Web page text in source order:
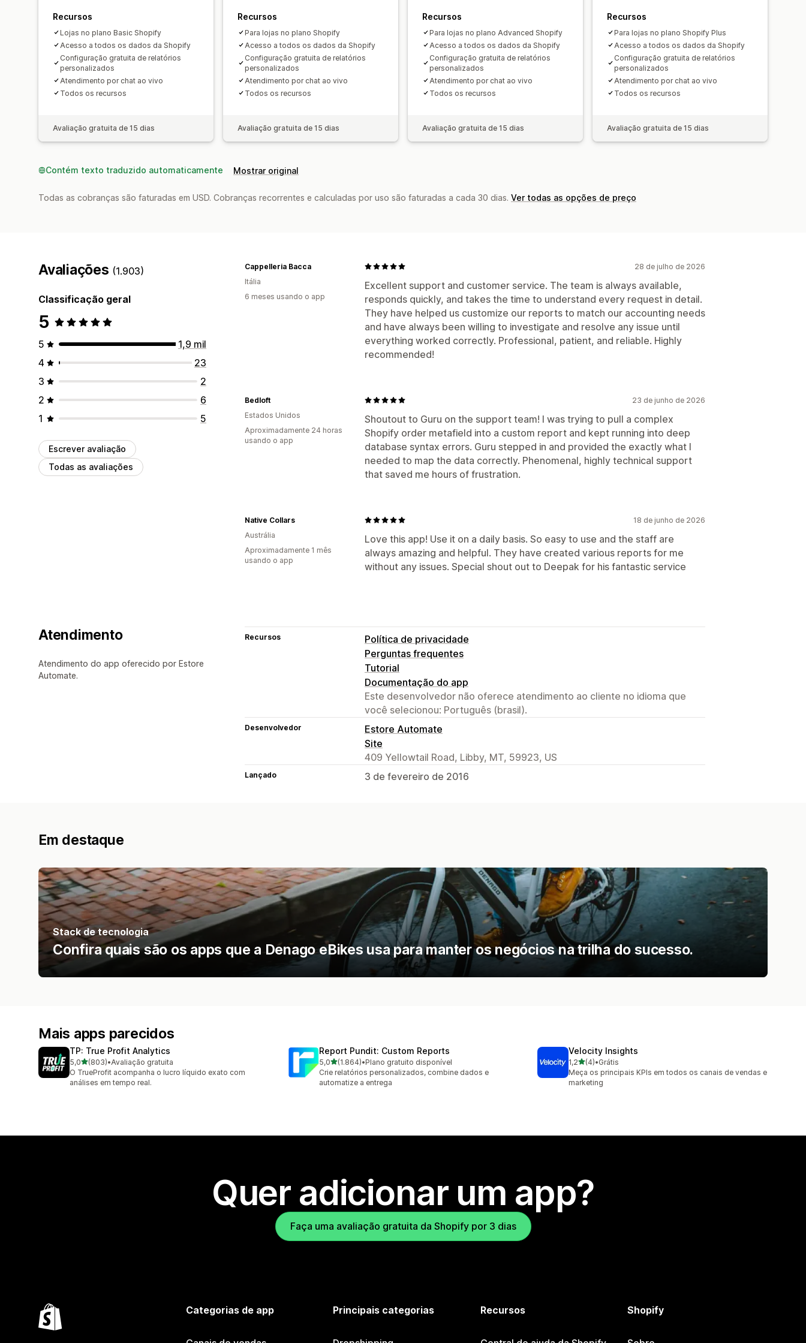
Conformidade com o GDPR
Resumo de vendas diárias
Transações
Clientes Estoque e produtos
Mapeamento de tributos sobre vendas Conciliação bancária
Resolução de erros Histórico de dados importados
Recursos
Lojas no plano Basic Shopify
Acesso a todos os dados da Shopify
Configuração gratuita de relatórios
personalizados
Atendimento por chat ao vivo
Todos os recursos
Avaliação gratuita de 15 dias
Recursos
Para lojas no plano Shopify
Acesso a todos os dados da Shopify
Configuração gratuita de relatórios
personalizados
Atendimento por chat ao vivo
Todos os recursos
Avaliação gratuita de 15 dias
Recursos
Para lojas no plano Advanced Shopify
Acesso a todos os dados da Shopify
Configuração gratuita de relatórios
personalizados
Atendimento por chat ao vivo
Todos os recursos
Avaliação gratuita de 15 dias
Recursos
Para lojas no plano Shopify Plus
Acesso a todos os dados da Shopify
Configuração gratuita de relatórios
personalizados
Atendimento por chat ao vivo
Todos os recursos
Avaliação gratuita de 15 dias
Contém texto traduzido automaticamente Mostrar original
Todas as cobranças são faturadas em USD. Cobranças recorrentes e calculadas por uso são faturadas a cada 30 dias. Ver todas as opções de preço
Avaliações (1.903)
Classificação geral
5
5
1,9 mil
4
23
3
2
2
6
1
5
Escrever avaliação
Todas as avaliações
28 de julho de 2026
Excellent support and customer service. The team is always available,
responds quickly, and takes the time to understand every request in detail.
They have helped us customize our reports to match our accounting needs
and have always been willing to investigate and resolve any issue until
everything worked correctly. Professional, patient, and reliable. Highly
recommended!
Cappelleria Bacca
Itália
6 meses usando o app
23 de junho de 2026
Shoutout to Guru on the support team! I was trying to pull a complex
Shopify order metafield into a custom report and kept running into deep
database syntax errors. Guru stepped in and provided the exactly what I
needed to map the data correctly. Phenomenal, highly technical support
that saved me hours of frustration.
Bedloft
Estados Unidos
Aproximadamente 24 horas
usando o app
18 de junho de 2026
Love this app! Use it on a daily basis. So easy to use and the staff are
always amazing and helpful. They have created various reports for me
without any issues. Special shout out to Deepak for his fantastic service
Native Collars
Austrália
Aproximadamente 1 mês
usando o app
Atendimento
Atendimento do app oferecido por Estore
Automate.
Recursos
Política de privacidade
Perguntas frequentes
Tutorial
Documentação do app
Este desenvolvedor não oferece atendimento ao cliente no idioma que
você selecionou: Português (brasil).
Desenvolvedor
Estore Automate
Site
409 Yellowtail Road, Libby, MT, 59923, US
Lançado 3 de fevereiro de 2016
Em destaque
Stack de tecnologia
Confira quais são os apps que a Denago eBikes usa para manter os negócios na trilha do sucesso.
Mais apps parecidos
TP: True Profit Analytics
5,0de 5 estrelas
(803)
803 avaliações ao todo
•Avaliação gratuita
O TrueProfit acompanha o lucro líquido exato com
análises em tempo real.
Report Pundit: Custom Reports
5,0de 5 estrelas
(1.864)
1864 avaliações ao todo
•Plano gratuito disponível
Crie relatórios personalizados, combine dados e
automatize a entrega
Velocity Insights
1,2de 5 estrelas
(4)
4 avaliações ao todo
•Grátis
Meça os principais KPIs em todos os canais de vendas e
marketing
Quer adicionar um app?
Faça uma avaliação gratuita da Shopify por 3 dias
Categorias de app Principais categorias Recursos Shopify